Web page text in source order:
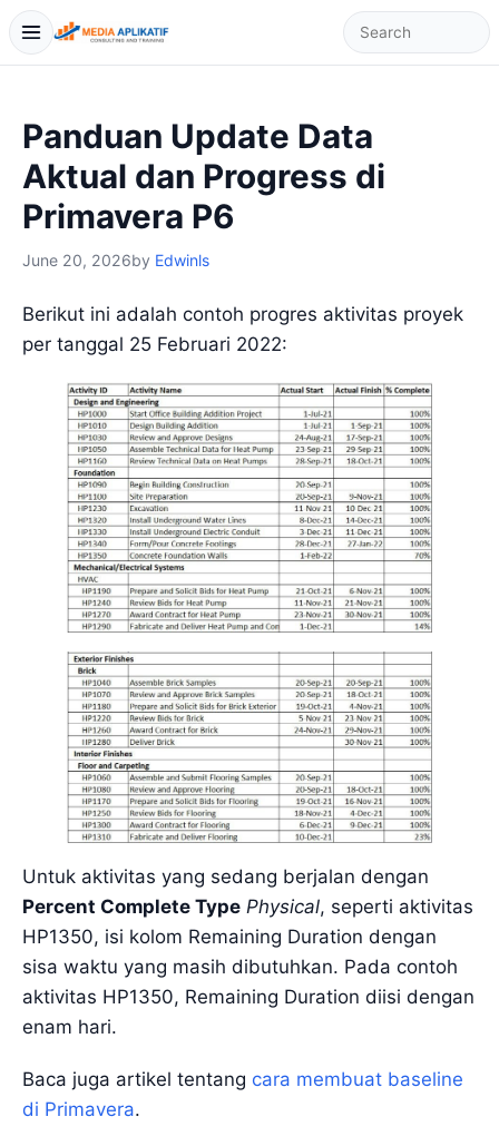
Panduan Update Data
Aktual dan Progress di
Primavera P6
June 20, 2026by Edwinls
Berikut ini adalah contoh progres aktivitas proyek
per tanggal 25 Februari 2022:
Untuk aktivitas yang sedang berjalan dengan
Percent Complete Type Physical, seperti aktivitas
HP1350, isi kolom Remaining Duration dengan
sisa waktu yang masih dibutuhkan. Pada contoh
aktivitas HP1350, Remaining Duration diisi dengan
enam hari.
Baca juga artikel tentang cara membuat baseline
di Primavera.